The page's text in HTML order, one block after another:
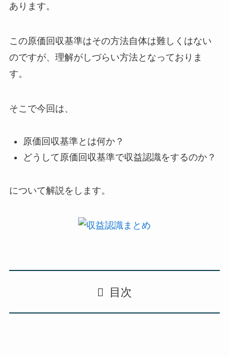
あります。
この原価回収基準はその方法自体は難しくはない
のですが、理解がしづらい方法となっておりま
す。
そこで今回は、
原価回収基準とは何か？
どうして原価回収基準で収益認識をするのか？
について解説をします。
目次